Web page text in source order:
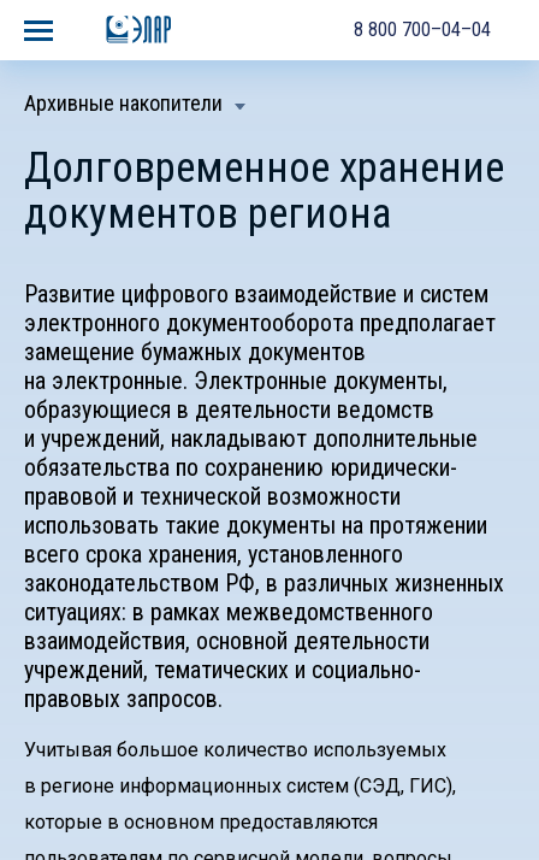
8 800 700–04–04
Архивные накопители
Долговременное хранение
документов региона
Развитие цифрового взаимодействие и систем
электронного документооборота предполагает
замещение бумажных документов
на электронные. Электронные документы,
образующиеся в деятельности ведомств
и учреждений, накладывают дополнительные
обязательства по сохранению юридически-
правовой и технической возможности
использовать такие документы на протяжении
всего срока хранения, установленного
законодательством РФ, в различных жизненных
ситуациях: в рамках межведомственного
взаимодействия, основной деятельности
учреждений, тематических и социально-
правовых запросов.
Учитывая большое количество используемых
в регионе информационных систем (СЭД, ГИС),
которые в основном предоставляются